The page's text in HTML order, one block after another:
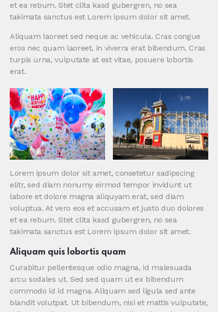
et ea rebum. Stet clita kasd gubergren, no sea
takimata sanctus est Lorem ipsum dolor sit amet.
Aliquam laoreet sed neque ac vehicula. Cras congue
eros nec quam laoreet, in viverra erat bibendum. Cras
turpis urna, vulputate at est vitae, posuere lobortis
erat.
Lorem ipsum dolor sit amet, consetetur sadipscing
elitr, sed diam nonumy eirmod tempor invidunt ut
labore et dolore magna aliquyam erat, sed diam
voluptua. At vero eos et accusam et justo duo dolores
et ea rebum. Stet clita kasd gubergren, no sea
takimata sanctus est Lorem ipsum dolor sit amet.
Aliquam quis lobortis quam
Curabitur pellentesque odio magna, id malesuada
arcu sodales ut. Sed sed quam ut ex bibendum
commodo id id magna. Aliquam sed ligula sed ante
blandit volutpat. Ut bibendum, nisi et mattis vulputate,